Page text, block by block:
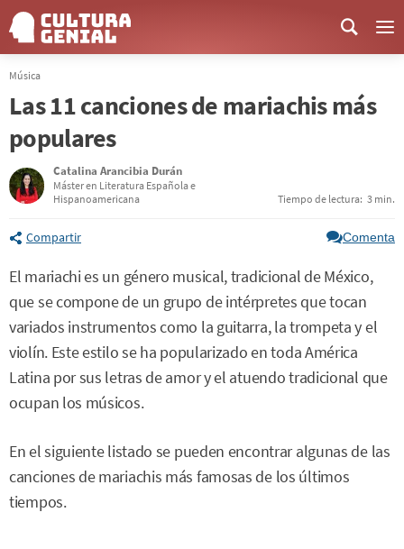
Música
Las 11 canciones de mariachis más
populares
Catalina Arancibia Durán
Máster en Literatura Española e
Hispanoamericana
Tiempo de lectura: 3 min.
Compartir Comenta
El mariachi es un género musical, tradicional de México,
que se compone de un grupo de intérpretes que tocan
variados instrumentos como la guitarra, la trompeta y el
violín. Este estilo se ha popularizado en toda América
Latina por sus letras de amor y el atuendo tradicional que
ocupan los músicos.
En el siguiente listado se pueden encontrar algunas de las
canciones de mariachis más famosas de los últimos
tiempos.